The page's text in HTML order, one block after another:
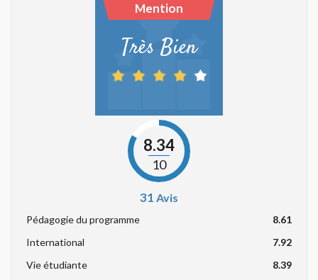
Mention
Très Bien
8.34
10
31 Avis
Pédagogie du programme
8.61
International
7.92
Vie étudiante
8.39